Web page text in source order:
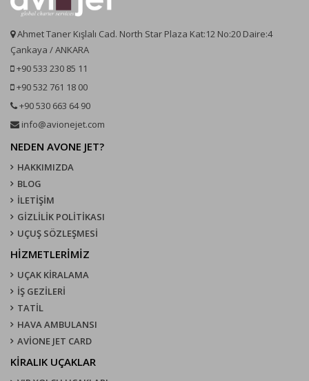
Ahmet Taner Kışlalı Cad. North Star Plaza Kat:12 No:20 Daire:4
Çankaya / ANKARA
+90 533 230 85 11
+90 532 761 18 00
+90 530 663 64 90
info@avionejet.com
NEDEN AVONE JET?
HAKKIMIZDA
BLOG
İLETİŞİM
GİZLİLİK POLİTİKASI
UÇUŞ SÖZLEŞMESI
HİZMETLERİMİZ
UÇAK KIRALAMA
İŞ GEZİLERİ
TATİL
HAVA AMBULANSI
AVİONE JET CARD
KIRALIK UÇAKLAR